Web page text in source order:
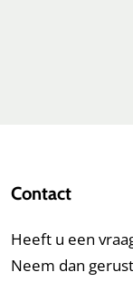
Contact
Heeft u een
Neem dan